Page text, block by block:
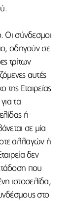
Οι σύνδεσμοι
οδηγούν σε
τρίτων
αυτές
της Εταιρείας
τα
ή
σε μία
αλλαγών ή
δεν
που
ιστοσελίδα,
στο